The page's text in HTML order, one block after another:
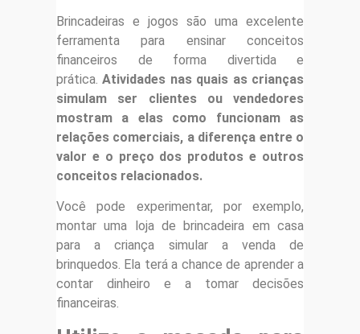
Brincadeiras e jogos são uma excelente
ferramenta para ensinar conceitos
financeiros de forma divertida e
prática.Atividades nas quais as crianças
simulam ser clientes ou vendedores
mostram a elas como funcionam as
relações comerciais, a diferença entre o
valor e o preço dos produtos e outros
conceitos relacionados.
Você pode experimentar, por exemplo,
montar uma loja de brincadeira em casa
para a criança simular a venda de
brinquedos. Ela terá a chance de aprender a
contar dinheiro e a tomar decisões
financeiras.